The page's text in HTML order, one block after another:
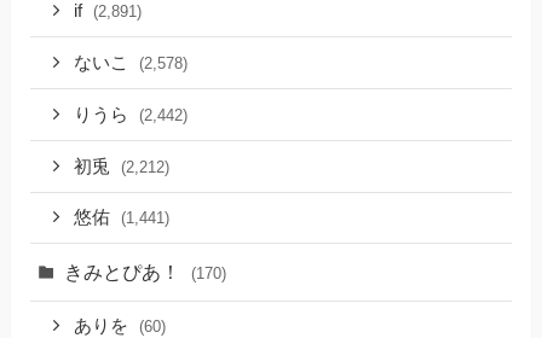
if (2,891)
ないこ (2,578)
りうら (2,442)
初兎 (2,212)
悠佑 (1,441)
きみとぴあ！ (170)
ありを (60)